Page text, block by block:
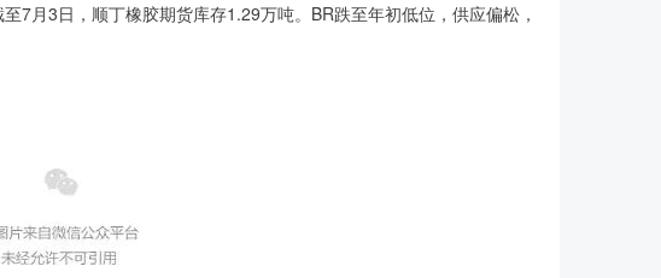
7月3日，顺丁橡胶期货库存1.29万吨。BR跌至年初低位，供应偏松，